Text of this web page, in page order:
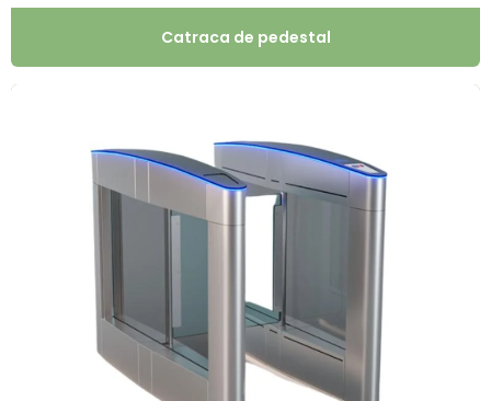
Catraca de pedestal